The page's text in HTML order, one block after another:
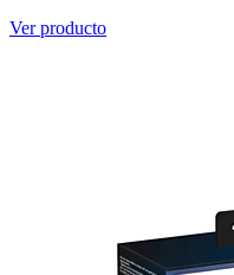
Ver producto